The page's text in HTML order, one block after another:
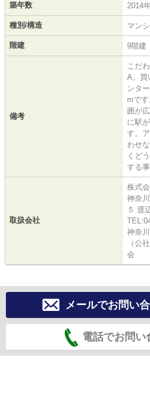
築年数 2014
種別/構造 マン
階建 9階建
備考
こだ
A。買
ンタ
mで
囲が
に駅
す。
わせ
くど
する
取扱会社
株式
神奈
５ 渡
神奈
（公
会
メールでお問い
電話でお問い